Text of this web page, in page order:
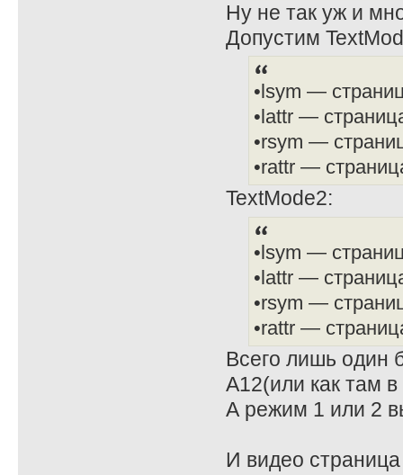
Ну не так уж и
Допустим
•lsym —
•lattr —
•rsym —
•rattr —
TextMode2:
•lsym —
•lattr —
•rsym —
•rattr —
Всего лишь один
A12(или как там
А режим 1 или 2
И видео